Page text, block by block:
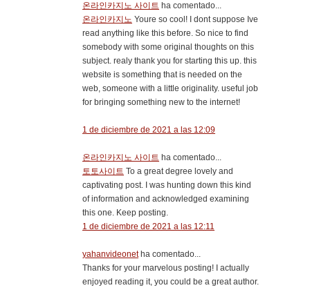
온라인카지노 사이트 ha comentado...
온라인카지노 Youre so cool! I dont suppose Ive
read anything like this before. So nice to find
somebody with some original thoughts on this
subject. realy thank you for starting this up. this
website is something that is needed on the
web, someone with a little originality. useful job
for bringing something new to the internet!
1 de diciembre de 2021 a las 12:09
온라인카지노 사이트 ha comentado...
토토사이트 To a great degree lovely and
captivating post. I was hunting down this kind
of information and acknowledged examining
this one. Keep posting.
1 de diciembre de 2021 a las 12:11
yahanvideonetha comentado...
Thanks for your marvelous posting! I actually
enjoyed reading it, you could be a great author.